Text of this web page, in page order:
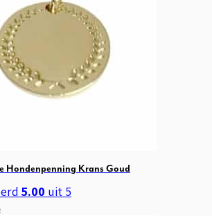
Hondenpenning Krans Goud
5.00 uit 5
Huidige